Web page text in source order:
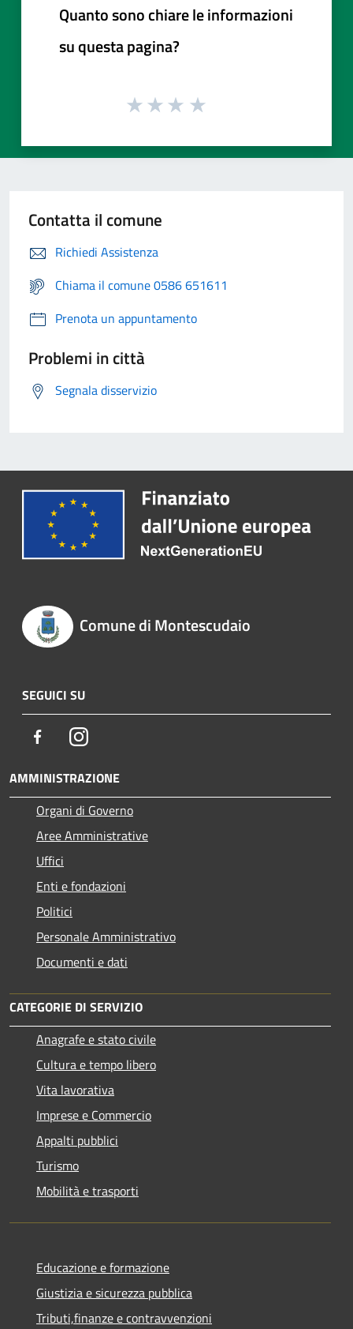
Quanto sono chiare le informazioni
su questa pagina?
Contatta il comune
Richiedi Assistenza
Chiama il comune 0586 651611
Prenota un appuntamento
Problemi in città
Segnala disservizio
Comune di Montescudaio
SEGUICI SU
FacebookInstagram
AMMINISTRAZIONE
Organi di Governo
Aree Amministrative
Uffici
Enti e fondazioni
Politici
Personale Amministrativo
Documenti e dati
CATEGORIE DI SERVIZIO
Anagrafe e stato civile
Cultura e tempo libero
Vita lavorativa
Imprese e Commercio
Appalti pubblici
Turismo
Mobilità e trasporti
Educazione e formazione
Giustizia e sicurezza pubblica
Tributi,finanze e contravvenzioni